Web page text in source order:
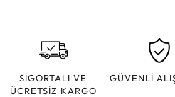
SİGORTALI VE
ÜCRETSİZ KARGO
GÜVENLİ